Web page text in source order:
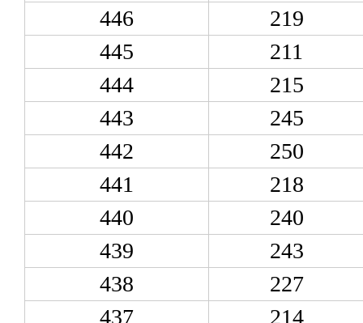
446
219
445
211
444
215
443
245
442
250
441
218
440
240
439
243
438
227
437
214